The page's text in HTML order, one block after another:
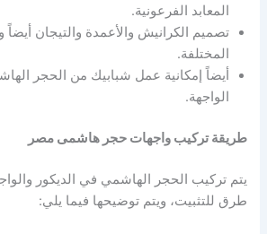
المعابد الفرعونية.
تصميم الكرانيش والأعمدة والتيجان أيضاً
المختلفة.
أيضاً إمكانية عمل شبابيك من الحجر
الواجهة.
طريقة تركيب واجهات حجر هاشمى مصر
يتم تركيب الحجر الهاشمي في الديكور
طرق للتثبيت، ويتم توضيحها فيما يلي: